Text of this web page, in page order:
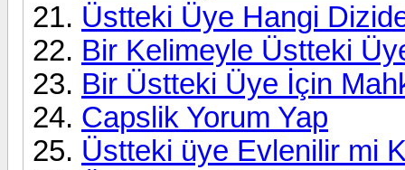
Üstteki Üye Hangi
Bir Kelimeyle Üstteki
Bir Üstteki Üye İçin
Capslik Yorum Yap
Üstteki üye Evlenilir mi